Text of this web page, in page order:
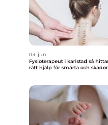
03. jun
Fysioterapeut i karlstad så hittar du
rätt hjälp för smärta och skador